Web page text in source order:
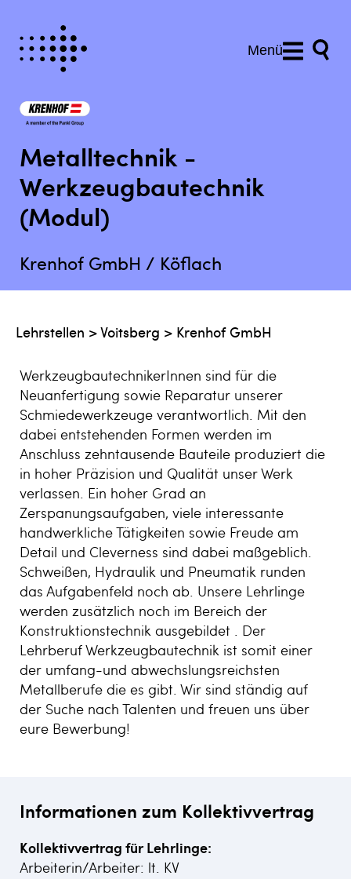
Menü
Metalltechnik -
Werkzeugbautechnik
(Modul)
Krenhof GmbH / Köflach
Lehrstellen >Voitsberg > Krenhof GmbH
WerkzeugbautechnikerInnen sind für die
Neuanfertigung sowie Reparatur unserer
Schmiedewerkzeuge verantwortlich. Mit den
dabei entstehenden Formen werden im
Anschluss zehntausende Bauteile produziert die
in hoher Präzision und Qualität unser Werk
verlassen. Ein hoher Grad an
Zerspanungsaufgaben, viele interessante
handwerkliche Tätigkeiten sowie Freude am
Detail und Cleverness sind dabei maßgeblich.
Schweißen, Hydraulik und Pneumatik runden
das Aufgabenfeld noch ab. Unsere Lehrlinge
werden zusätzlich noch im Bereich der
Konstruktionstechnik ausgebildet . Der
Lehrberuf Werkzeugbautechnik ist somit einer
der umfang-und abwechslungsreichsten
Metallberufe die es gibt. Wir sind ständig auf
der Suche nach Talenten und freuen uns über
eure Bewerbung!
Informationen zum Kollektivvertrag
Kollektivvertrag für Lehrlinge:
Arbeiterin/Arbeiter: lt. KV